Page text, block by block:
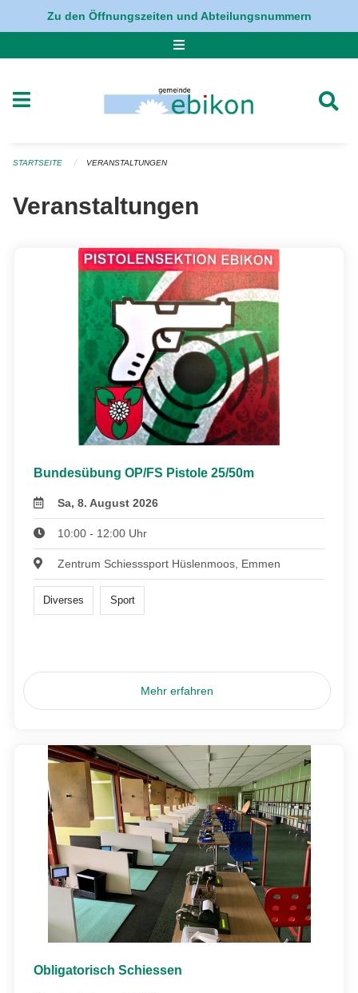
Navigation überspringen
Zu den Öffnungszeiten und Abteilungsnummern
STARTSEITE VERANSTALTUNGEN
Veranstaltungen
Bundesübung OP/FS Pistole 25/50m
Sa, 8. August 2026
10:00 - 12:00 Uhr
Zentrum Schiesssport Hüslenmoos, Emmen
Diverses Sport
Mehr erfahren
Obligatorisch Schiessen